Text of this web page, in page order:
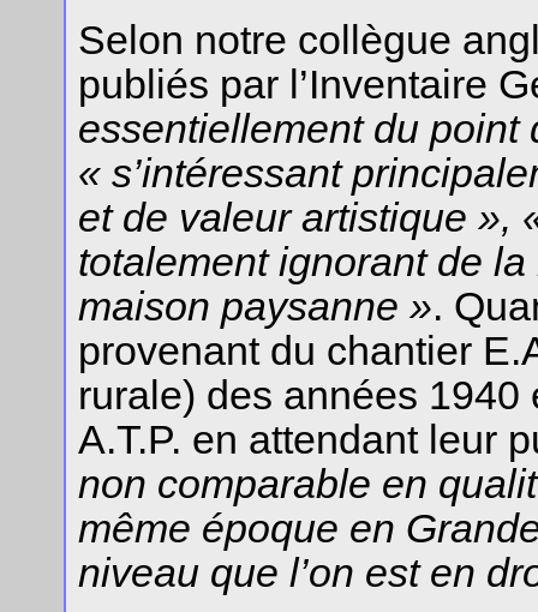
Selon notre collègue
publiés par l’Inventaire
essentiellement du point
« s’intéressant
et de valeur artistique »,
totalement ignorant de
maison paysanne ».
provenant du chantier
rurale) des années
A.T.P. en attendant leur
non comparable en
même époque en
niveau que l’on est en